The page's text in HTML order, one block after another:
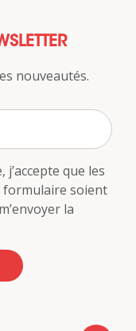
nouveautés.
que les
formulaire soient
la